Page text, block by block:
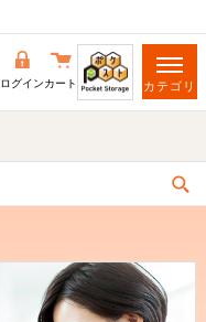
ログインカート カテゴリ